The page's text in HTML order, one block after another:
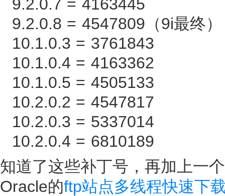
9.2.0.7 = 4163445
9.2.0.8 = 4547809（9i最终）
10.1.0.3 = 3761843
10.1.0.4 = 4163362
10.1.0.5 = 4505133
10.2.0.2 = 4547817
10.2.0.3 = 5337014
10.2.0.4 = 6810189
知道了这些补丁号，再加上一
Oracle的ftp站点多线程快速下